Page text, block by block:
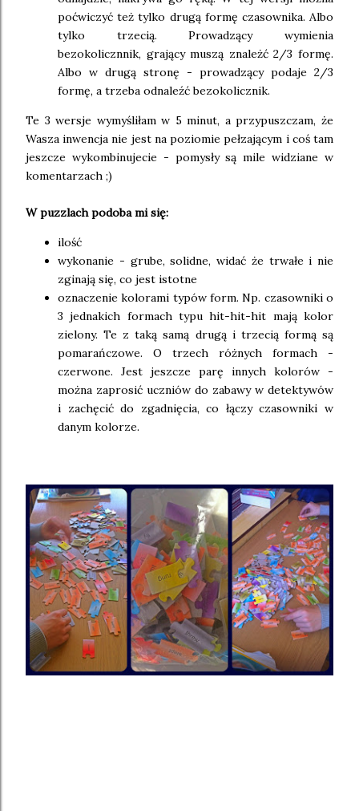
poćwiczyć też tylko drugą formę czasownika. Albo
tylko trzecią. Prowadzący wymienia
bezokolicznnik, grający muszą znależć 2/3 formę.
Albo w drugą stronę - prowadzący podaje 2/3
formę, a trzeba odnaleźć bezokolicznik.
Te 3 wersje wymyśliłam w 5 minut, a przypuszczam, że
Wasza inwencja nie jest na poziomie pełzającym i coś tam
jeszcze wykombinujecie - pomysły są mile widziane w
komentarzach ;)
W puzzlach podoba mi się:
ilość
wykonanie - grube, solidne, widać że trwałe i nie
zginają się, co jest istotne
oznaczenie kolorami typów form. Np. czasowniki o
3 jednakich formach typu hit-hit-hit mają kolor
zielony. Te z taką samą drugą i trzecią formą są
pomarańczowe. O trzech różnych formach -
czerwone. Jest jeszcze parę innych kolorów -
można zaprosić uczniów do zabawy w detektywów
i zachęcić do zgadnięcia, co łączy czasowniki w
danym kolorze.